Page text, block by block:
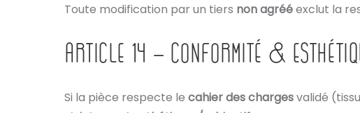
Toute modification par un tiers non agrééexclut la
ARTICLE 14 – CONFORMITÉ &
Si la pièce respecte le cahier des chargesvalidé